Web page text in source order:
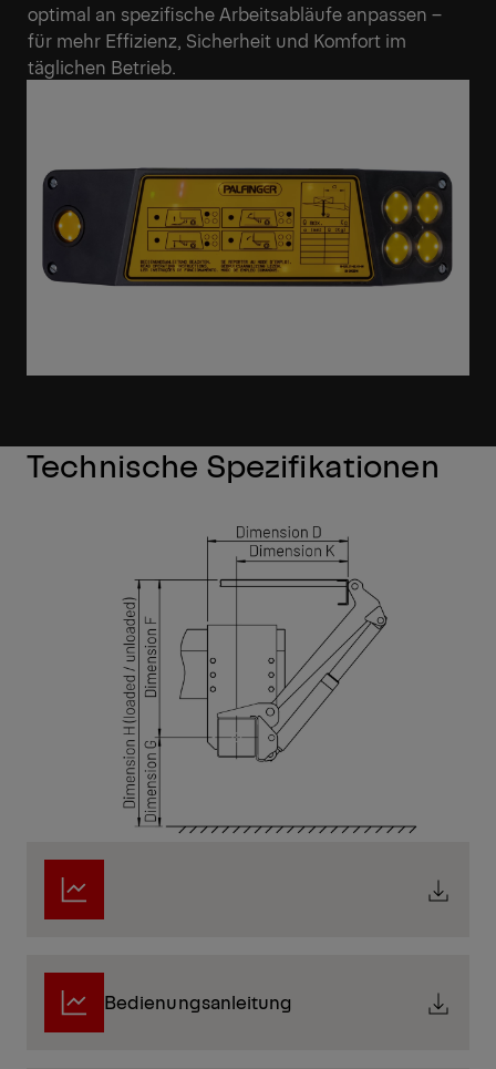
optimal an spezifische Arbeitsabläufe anpassen –
für mehr Effizienz, Sicherheit und Komfort im
täglichen Betrieb.
Technische Spezifikationen
Bedienungsanleitung